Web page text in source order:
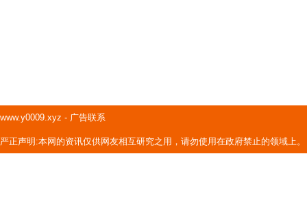
www.y0009.xyz - 广告联系
严正声明:本网的资讯仅供网友相互研究之用，请勿使用在政府禁止的领域上。